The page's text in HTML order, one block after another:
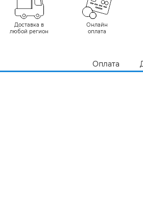
Доставка в
любой регион
Онлайн
оплата
Оплата